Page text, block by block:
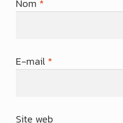
Nom *
E-mail *
Site web